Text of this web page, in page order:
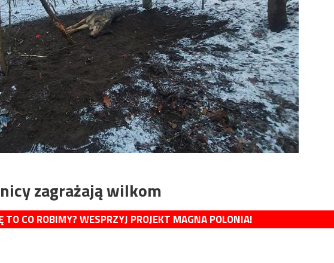
zagrażają wilkom
TO CO ROBIMY? WESPRZYJ PROJEKT MAGNA POLONIA!